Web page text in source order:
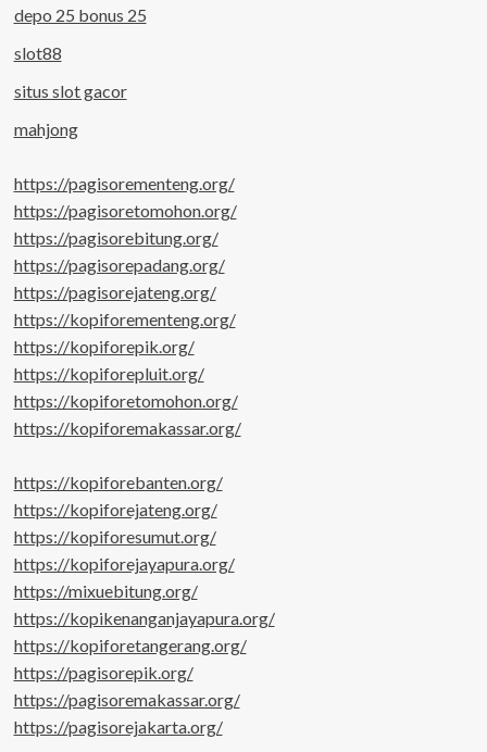
depo 25 bonus 25
slot88
situs slot gacor
mahjong
https://pagisorementeng.org/
https://pagisoretomohon.org/
https://pagisorebitung.org/
https://pagisorepadang.org/
https://pagisorejateng.org/
https://kopiforementeng.org/
https://kopiforepik.org/
https://kopiforepluit.org/
https://kopiforetomohon.org/
https://kopiforemakassar.org/
https://kopiforebanten.org/
https://kopiforejateng.org/
https://kopiforesumut.org/
https://kopiforejayapura.org/
https://mixuebitung.org/
https://kopikenanganjayapura.org/
https://kopiforetangerang.org/
https://pagisorepik.org/
https://pagisoremakassar.org/
https://pagisorejakarta.org/